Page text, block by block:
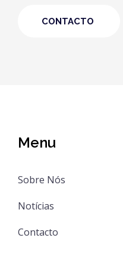
Menu
Sobre Nós
Notícias
Contacto
CONTACTO